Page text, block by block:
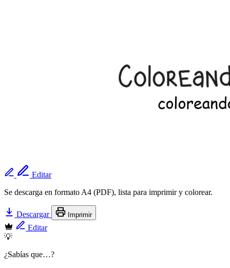
Editar
Se descarga en formato A4 (PDF), lista para imprimir y colorear.
Descargar Imprimir
Editar
💡
¿Sabías que…?